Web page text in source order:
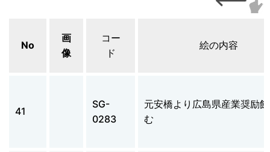
No
画
像
コー
ド
絵の内容
41
SG-
0283
元安橋より広島県産業奨励
む